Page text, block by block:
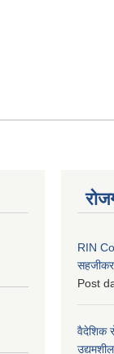
RIN
Post
वैदेशिक